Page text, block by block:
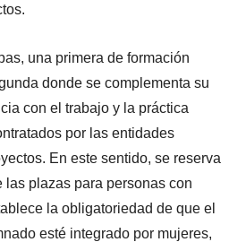
una primera de formación
donde se complementa su
con el trabajo y la práctica
por las entidades
En este sentido, se reserva
las plazas para personas con
la obligatoriedad de que el
esté integrado por mujeres,